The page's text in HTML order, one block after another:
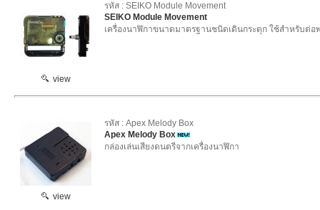
view
รหัส : SEIKO Module Movement
SEIKO Module Movement
เครื่องนาฬิกาขนาดมาตรฐานชนิดเดินกระตุก ใช้สำหรับต่
view
รหัส : Apex Melody Box
Apex Melody Box
กล่องเล่นเสียงดนตรีจากเครื่องนาฬิกา